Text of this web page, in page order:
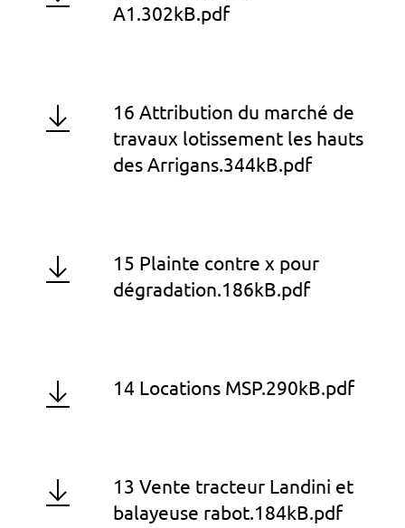
A1.302kB.pdf
16 Attribution du marché de
travaux lotissement les hauts
des Arrigans.344kB.pdf
15 Plainte contre x pour
dégradation.186kB.pdf
14 Locations MSP.290kB.pdf
13 Vente tracteur Landini et
balayeuse rabot.184kB.pdf